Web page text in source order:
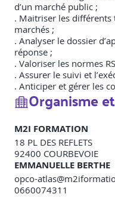
d’un marché public ;
. Maitriser les différents
marchés ;
. Analyser le dossier
réponse ;
. Valoriser les normes
. Assurer le suivi et
. Anticiper et gérer les
Organisme
M2I FORMATION
18 PL DES REFLETS
92400 COURBEVOIE
EMMANUELLE BERTHE
opco-
0660074311